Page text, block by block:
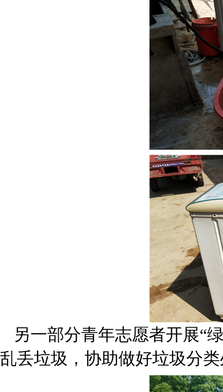
另一部分青年志愿者开展“
乱丢垃圾，协助做好垃圾分